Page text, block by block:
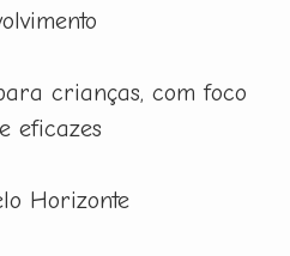
crianças, com foco
eficazes
Horizonte